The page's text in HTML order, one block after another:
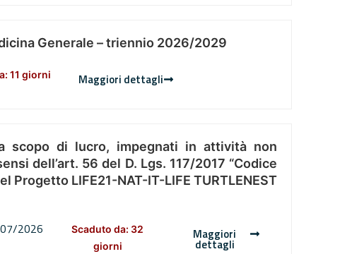
Generale – triennio 2026/2029
11 giorni Maggiori dettagli
scopo di lucro, impegnati in attività non
dell’art. 56 del D. Lgs. 117/2017 “Codice
LIFE21-NAT-IT-LIFE TURTLENEST
2026
Scaduto da: 32
giorni
Maggiori
dettagli